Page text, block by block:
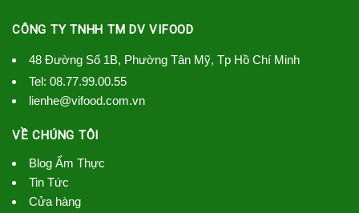
CÔNG TY TNHH TM DV VIFOOD
48 Đường Số 1B, Phường Tân Mỹ, Tp Hồ Chí Minh
Tel: 08.77.99.00.55
lienhe@vifood.com.vn
VỀ CHÚNG TÔI
Blog Ẩm Thực
Tin Tức
Cửa hàng